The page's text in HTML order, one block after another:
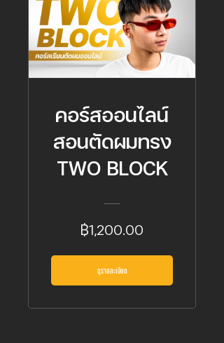
คอร์สออนไลน์
สอนตัดผมทรง
TWO BLOCK
฿1,200.00
ดูรายละเอียด